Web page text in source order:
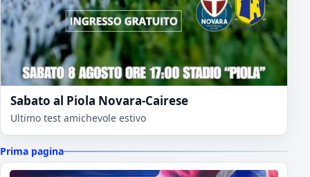
Sabato al Piola Novara-Cairese
Ultimo test amichevole estivo
Prima pagina